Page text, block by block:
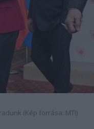
(Kép forrása: MTI)